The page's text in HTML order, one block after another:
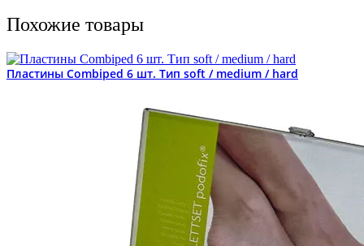
Похожие товары
Пластины Combiped 6 шт. Тип soft / medium / hard